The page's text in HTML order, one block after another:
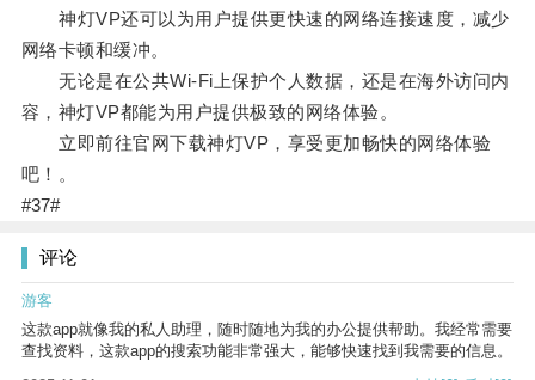
神灯VP还可以为用户提供更快速的网络连接速度，减少
网络卡顿和缓冲。
无论是在公共Wi-Fi上保护个人数据，还是在海外访问内
容，神灯VP都能为用户提供极致的网络体验。
立即前往官网下载神灯VP，享受更加畅快的网络体验
吧！。
#37#
评论
游客
这款app就像我的私人助理，随时随地为我的办公提供帮助。我经常需要
查找资料，这款app的搜索功能非常强大，能够快速找到我需要的信息。